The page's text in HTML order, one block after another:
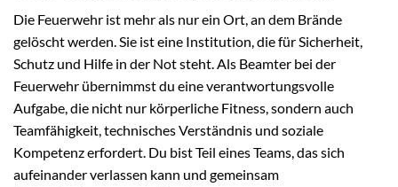
Die Feuerwehr ist mehr als nur ein Ort, an dem Brände
gelöscht werden. Sie ist eine Institution, die für Sicherheit,
Schutz und Hilfe in der Not steht. Als Beamter bei der
Feuerwehr übernimmst du eine verantwortungsvolle
Aufgabe, die nicht nur körperliche Fitness, sondern auch
Teamfähigkeit, technisches Verständnis und soziale
Kompetenz erfordert. Du bist Teil eines Teams, das sich
aufeinander verlassen kann und gemeinsam